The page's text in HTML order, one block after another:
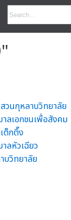
สวนกุหลาบวิทยาลัย
าลเอกชนเพื่อสังคม
ต็กตึ๊ง
ลหัวเฉียว
บวิทยาลัย